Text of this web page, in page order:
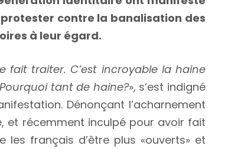
contre la banalisation des
à leur égard.
fait traiter. C’est incroyable la haine
tant de haine?», s’est indigné
Dénonçant l’acharnement
et récemment inculpé pour avoir fait
les français d’être plus «ouverts» et